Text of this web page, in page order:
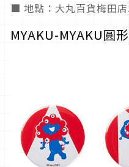
■ 地點：大丸百貨梅田
MYAKU-MYAKU圓